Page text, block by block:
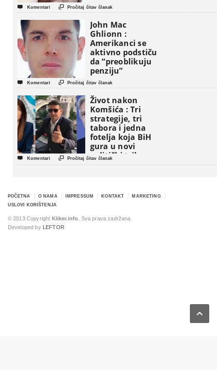
 Komentari  Pročitaj čitav članak
John Mac
Ghlionn :
Amerikanci se
aktivno podstiču
da “preoblikuju
penziju”
 Komentari  Pročitaj čitav članak
Život nakon
Komšića : Tri
strategije, tri
tabora i jedna
fotelja koja BiH
gura u novi
politički triler
 Komentari  Pročitaj čitav članak
POČETNA O NAMA IMPRESSUM KONTAKT
MARKETING
USLOVI KORIŠTENJA
© 2013 Copyright Kliker.info . Sva prava zadržana.
Developed by
LEFTOR
